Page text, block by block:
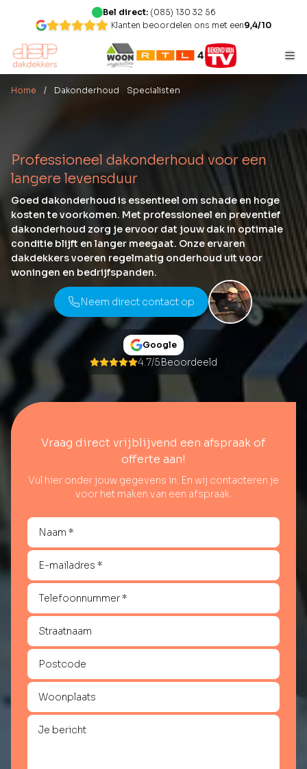
Bel direct: (085) 130 32 56
Klanten beoordelen ons met een9,4/10
Home / Dakonderhoud Specialisten
Professioneel dakonderhoud voor een
langere levensduur
Goed dakonderhoud is essentieel om schade en hoge
kosten te voorkomen. Met professioneel en preventief
dakonderhoud zorg je ervoor dat jouw dak in optimale
conditie blijft en langer meegaat. Onze ervaren
dakdekkers voeren regelmatig onderhoud uit voor
woningen en bedrijfspanden.
Neem direct contact op
Google
4.7/5Beoordeeld
Vraag direct vrijblijvend een afspraak of
offerte aan!
Vul hier onder jouw gegevens in. En wij contacteren je
voor het maken van een afspraak.